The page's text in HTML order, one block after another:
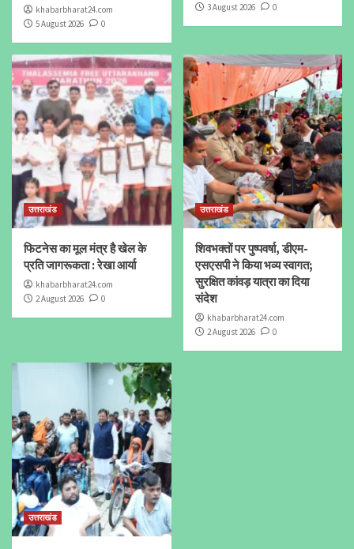
khabarbharat24.com
5 August 2026
0
3 August 2026
0
उत्तराखंड
फिटनेस का मूल मंत्र है खेल के
प्रति जागरूकता : रेखा आर्या
khabarbharat24.com
2 August 2026
0
उत्तराखंड
शिवभक्तों पर पुष्पवर्षा, डीएम-
एसएसपी ने किया भव्य स्वागत;
सुरक्षित कांवड़ यात्रा का दिया
संदेश
khabarbharat24.com
2 August 2026
0
उत्तराखंड